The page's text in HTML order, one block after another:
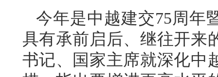
今年是中越建交75周年
具有承前启后、继往开来
书记、国家主席就深化中